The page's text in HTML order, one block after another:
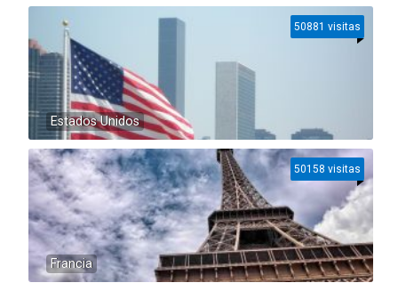
Estados Unidos
50881 visitas
Francia
50158 visitas